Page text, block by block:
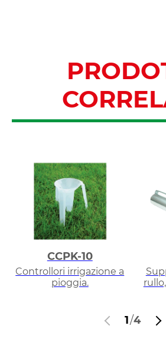
CCPK-10
Controllori irrigazione a
pioggia.
1/4